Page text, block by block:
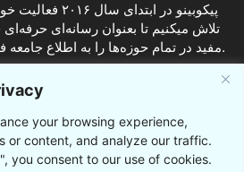
your browsing experience,
or content, and analyze our traffic.
you consent to our use of cookies.
پیکوبینو در
تلاش میکنیم تا بعنوان رسانه‌ای حرفه‌ای
مفید در تمام حوزه‌ها را به اطلاع جامعه فارسی‌زبان کانادا برسانیم.
ما را دنبال